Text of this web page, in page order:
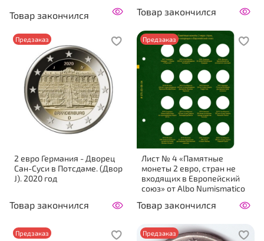
Товар закончился Товар закончился
Предзаказ
2 евро Германия - Дворец
Сан-Суси в Потсдаме. (Двор
J). 2020 год
Товар закончился
Предзаказ
Лист № 4 «Памятные
монеты 2 евро, стран не
входящих в Европейский
союз» от Albo Numismatico
Товар закончился
Предзаказ Предзаказ